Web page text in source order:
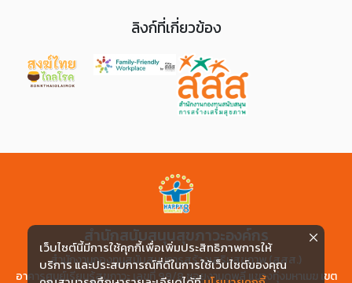
ลิงก์ที่เกี่ยวข้อง
สำนักสนับสนุนสุขภาวะองค์กร
สำนักงานกองทุนสนับสนุนการสร้างเสริมสุขภาพ (สสส.)
อาคารศูนย์เรียนรู้สุขภาวะ เลขที่ 99/8 ซอยงามดูพลี แขวงทุ่งมหาเมฆ เขต
เว็บไซต์นี้มีการใช้คุกกี้เพื่อเพิ่มประสิทธิภาพการให้
บริการ และประสบการณ์ที่ดีในการใช้เว็บไซต์ของคุณ